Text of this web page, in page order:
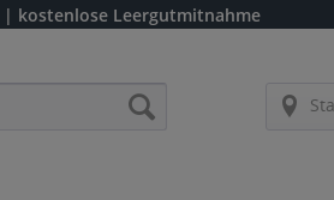
| kostenlose Leergutmitnahme